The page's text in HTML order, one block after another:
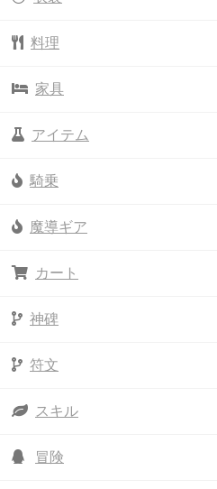
料理
家具
アイテム
騎乗
魔導ギア
カート
神碑
符文
スキル
冒険